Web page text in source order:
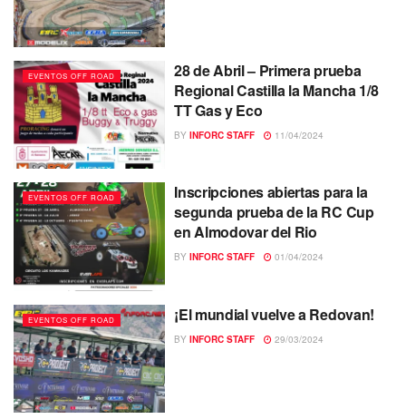
EVENTOS OFF ROAD
28 de Abril – Primera prueba
Regional Castilla la Mancha 1/8
TT Gas y Eco
BY INFORC STAFF 11/04/2024
EVENTOS OFF ROAD
Inscripciones abiertas para la
segunda prueba de la RC Cup
en Almodovar del Rio
BY INFORC STAFF 01/04/2024
EVENTOS OFF ROAD ¡El mundial vuelve a Redovan!
BY INFORC STAFF 29/03/2024